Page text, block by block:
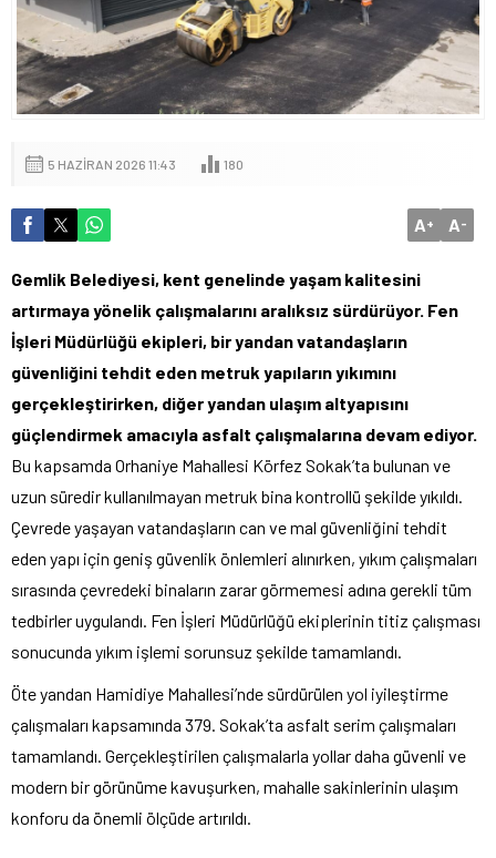
5 HAZIRAN 2026 11:43 180
A+ A-
Gemlik Belediyesi, kent genelinde yaşam kalitesini
artırmaya yönelik çalışmalarını aralıksız sürdürüyor. Fen
İşleri Müdürlüğü ekipleri, bir yandan vatandaşların
güvenliğini tehdit eden metruk yapıların yıkımını
gerçekleştirirken, diğer yandan ulaşım altyapısını
güçlendirmek amacıyla asfalt çalışmalarına devam ediyor.
Bu kapsamda Orhaniye Mahallesi Körfez Sokak’ta bulunan ve
uzun süredir kullanılmayan metruk bina kontrollü şekilde yıkıldı.
Çevrede yaşayan vatandaşların can ve mal güvenliğini tehdit
eden yapı için geniş güvenlik önlemleri alınırken, yıkım çalışmaları
sırasında çevredeki binaların zarar görmemesi adına gerekli tüm
tedbirler uygulandı. Fen İşleri Müdürlüğü ekiplerinin titiz çalışması
sonucunda yıkım işlemi sorunsuz şekilde tamamlandı.
Öte yandan Hamidiye Mahallesi’nde sürdürülen yol iyileştirme
çalışmaları kapsamında 379. Sokak’ta asfalt serim çalışmaları
tamamlandı. Gerçekleştirilen çalışmalarla yollar daha güvenli ve
modern bir görünüme kavuşurken, mahalle sakinlerinin ulaşım
konforu da önemli ölçüde artırıldı.